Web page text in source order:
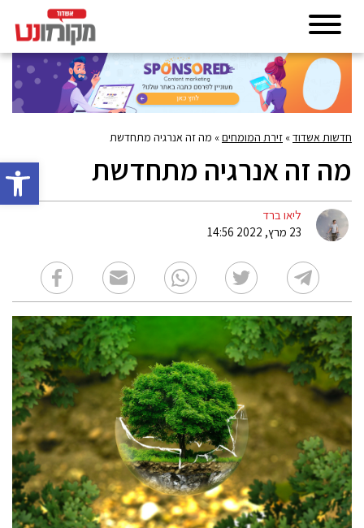
פתח
חדשות אשדוד» זירת המומחים» מה זה אנרגיה מתחדשת
מה זה אנרגיה מתחדשת
ליאו ברד
23 מרץ, 2022 14:56